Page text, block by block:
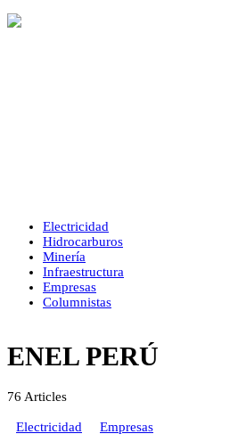
Electricidad
Hidrocarburos
Minería
Infraestructura
Empresas
Columnistas
ENEL PERÚ
76 Articles
Electricidad Empresas